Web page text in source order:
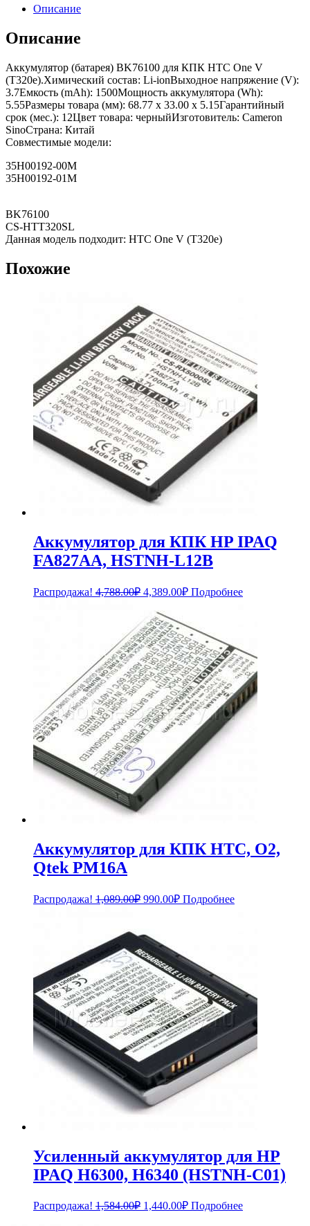
Описание
Описание
Аккумулятор (батарея) BK76100 для КПК HTC One V
(T320e).Химический состав: Li-ionВыходное напряжение (V):
3.7Емкость (mAh): 1500Мощность аккумулятора (Wh):
5.55Размеры товара (мм): 68.77 x 33.00 x 5.15Гарантийный
срок (мес.): 12Цвет товара: черныйИзготовитель: Cameron
SinoСтрана: Китай
Совместимые модели:
35H00192-00M
35H00192-01M
BK76100
CS-HTT320SL
Данная модель подходит: HTC One V (T320e)
Похожие
Аккумулятор для КПК HP IPAQ
FA827AA, HSTNH-L12B
Распродажа! 4,788.00₽ Первоначальная
составляла
4,788.00₽.
4,389.00₽Текущая
цена:
Подробнее
Аккумулятор для КПК HTC, O2,
Qtek PM16A
Распродажа! 1,089.00₽ Первоначальная
1,089.00₽.
990.00₽Текущая
цена:
Подробнее
Усиленный аккумулятор для HP
IPAQ H6300, H6340 (HSTNH-C01)
Распродажа! 1,584.00₽ Первоначальная
1,440.00₽Текущая
Подробнее